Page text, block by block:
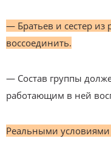
— Братьев и сестер
воссоединить.
— Состав группы
работающим в ней
Реальными условиями